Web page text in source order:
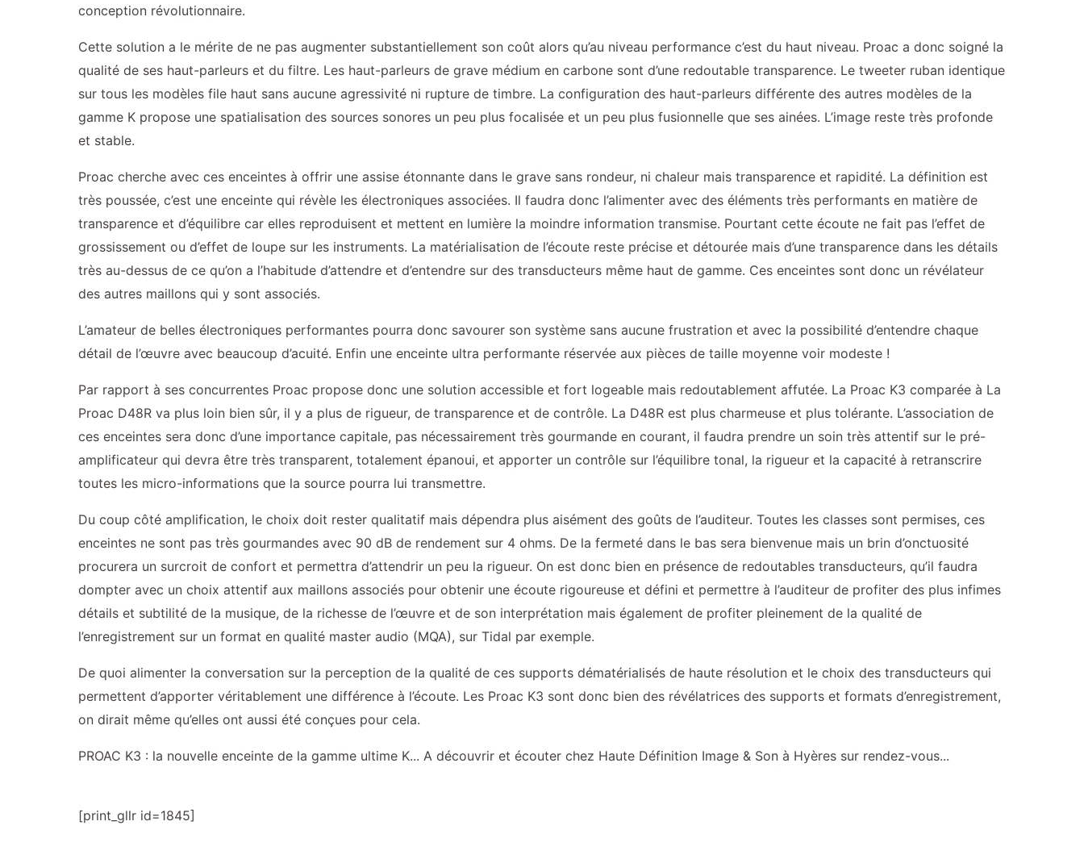
conception révolutionnaire.
Cette solution a le mérite de ne pas augmenter substantiellement son coût alors qu’au niveau performance c’est du haut niveau. Proac a donc soigné la
qualité de ses haut-parleurs et du filtre. Les haut-parleurs de grave médium en carbone sont d’une redoutable transparence. Le tweeter ruban identique
sur tous les modèles file haut sans aucune agressivité ni rupture de timbre. La configuration des haut-parleurs différente des autres modèles de la
gamme K propose une spatialisation des sources sonores un peu plus focalisée et un peu plus fusionnelle que ses ainées. L’image reste très profonde
et stable.
Proac cherche avec ces enceintes à offrir une assise étonnante dans le grave sans rondeur, ni chaleur mais transparence et rapidité. La définition est
très poussée, c’est une enceinte qui révèle les électroniques associées. Il faudra donc l’alimenter avec des éléments très performants en matière de
transparence et d’équilibre car elles reproduisent et mettent en lumière la moindre information transmise. Pourtant cette écoute ne fait pas l’effet de
grossissement ou d’effet de loupe sur les instruments. La matérialisation de l’écoute reste précise et détourée mais d’une transparence dans les détails
très au-dessus de ce qu’on a l’habitude d’attendre et d’entendre sur des transducteurs même haut de gamme. Ces enceintes sont donc un révélateur
des autres maillons qui y sont associés.
L’amateur de belles électroniques performantes pourra donc savourer son système sans aucune frustration et avec la possibilité d’entendre chaque
détail de l’œuvre avec beaucoup d’acuité. Enfin une enceinte ultra performante réservée aux pièces de taille moyenne voir modeste !
Par rapport à ses concurrentes Proac propose donc une solution accessible et fort logeable mais redoutablement affutée. La Proac K3 comparée à La
Proac D48R va plus loin bien sûr, il y a plus de rigueur, de transparence et de contrôle. La D48R est plus charmeuse et plus tolérante. L’association de
ces enceintes sera donc d’une importance capitale, pas nécessairement très gourmande en courant, il faudra prendre un soin très attentif sur le pré-
amplificateur qui devra être très transparent, totalement épanoui, et apporter un contrôle sur l’équilibre tonal, la rigueur et la capacité à retranscrire
toutes les micro-informations que la source pourra lui transmettre.
Du coup côté amplification, le choix doit rester qualitatif mais dépendra plus aisément des goûts de l’auditeur. Toutes les classes sont permises, ces
enceintes ne sont pas très gourmandes avec 90 dB de rendement sur 4 ohms. De la fermeté dans le bas sera bienvenue mais un brin d’onctuosité
procurera un surcroit de confort et permettra d’attendrir un peu la rigueur. On est donc bien en présence de redoutables transducteurs, qu’il faudra
dompter avec un choix attentif aux maillons associés pour obtenir une écoute rigoureuse et défini et permettre à l’auditeur de profiter des plus infimes
détails et subtilité de la musique, de la richesse de l’œuvre et de son interprétation mais également de profiter pleinement de la qualité de
l’enregistrement sur un format en qualité master audio (MQA), sur Tidal par exemple.
De quoi alimenter la conversation sur la perception de la qualité de ces supports dématérialisés de haute résolution et le choix des transducteurs qui
permettent d’apporter véritablement une différence à l’écoute. Les Proac K3 sont donc bien des révélatrices des supports et formats d’enregistrement,
on dirait même qu’elles ont aussi été conçues pour cela.
PROAC K3 : la nouvelle enceinte de la gamme ultime K... A découvrir et écouter chez Haute Définition Image & Son à Hyères sur rendez-vous...
[print_gllr id=1845]